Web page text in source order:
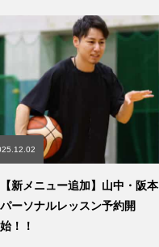
【新メニュー追加】山中・阪本
パーソナルレッスン予約開
始！！